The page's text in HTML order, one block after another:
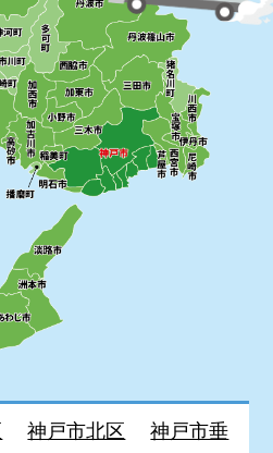
神戸市北区
神戸市垂